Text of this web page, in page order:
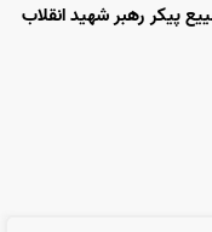
پیکر رهبر شهید انقلاب